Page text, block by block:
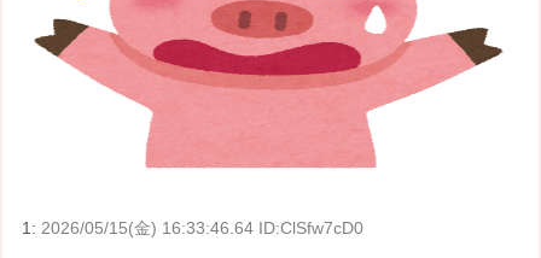
1: 2026/05/15(金) 16:33:46.64 ID:ClSfw7cD0